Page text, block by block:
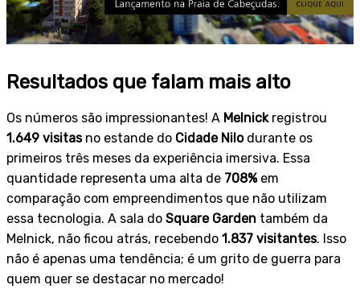
Resultados que falam mais alto
Os números são impressionantes! A Melnickregistrou
1.649 visitasno estande do Cidade Nilodurante os
primeiros três meses da experiência imersiva. Essa
quantidade representa uma alta de 708%em
comparação com empreendimentos que não utilizam
essa tecnologia. A sala do Square Garden também da
Melnick, não ficou atrás, recebendo 1.837 visitantes. Isso
não é apenas uma tendência; é um grito de guerra para
quem quer se destacar no mercado!